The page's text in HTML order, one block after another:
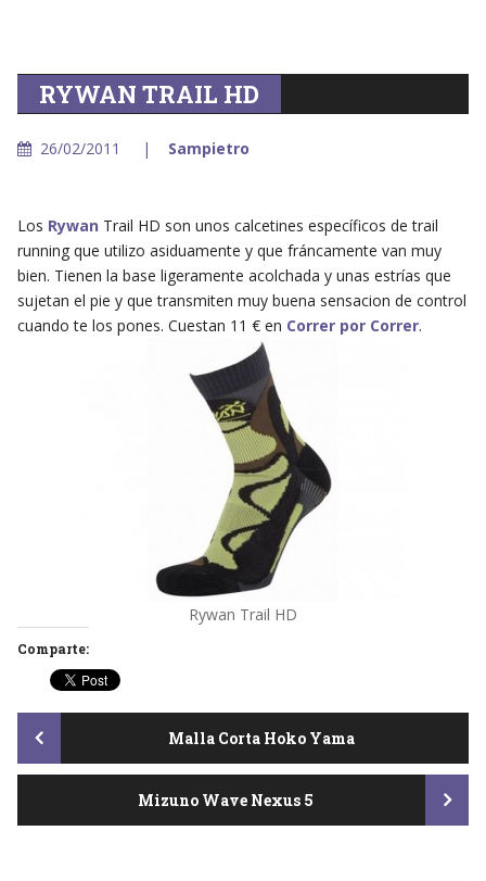
RYWAN TRAIL HD
26/02/2011 Sampietro
Los Rywan Trail HD son unos calcetines específicos de trail
running que utilizo asiduamente y que fráncamente van muy
bien. Tienen la base ligeramente acolchada y unas estrías que
sujetan el pie y que transmiten muy buena sensacion de control
cuando te los pones. Cuestan 11 € en Correr por Correr.
Rywan Trail HD
Comparte:
Post
navigation
Malla Corta Hoko Yama
Mizuno Wave Nexus 5